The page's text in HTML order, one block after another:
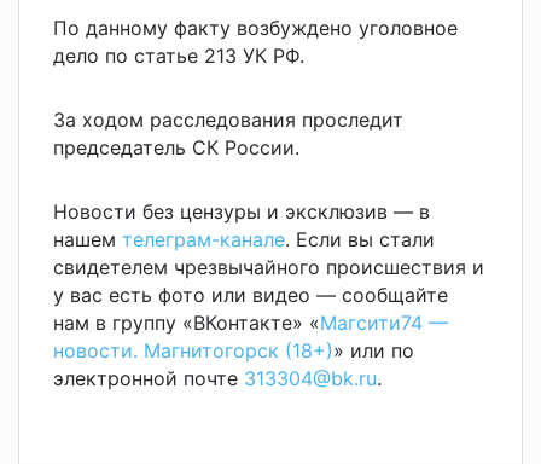
По данному факту возбуждено уголовное
дело по статье 213 УК РФ.
За ходом расследования проследит
председатель СК России.
Новости без цензуры и эксклюзив — в
нашем телеграм-канале. Если вы стали
свидетелем чрезвычайного происшествия и
у вас есть фото или видео — сообщайте
нам в группу «ВКонтакте» «Магсити74 —
новости. Магнитогорск (18+)» или по
электронной почте 313304@bk.ru.